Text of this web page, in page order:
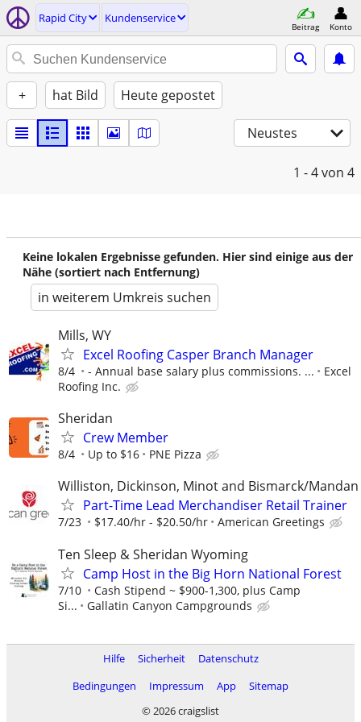
Rapid City Kundenservice
Beitrag Konto
+ hat Bild Heute gepostet
Neustes
1 - 4von 4
Keine lokalen Ergebnisse gefunden. Hier sind einige aus der
Nähe (sortiert nach Entfernung)
in weiterem Umkreis suchen
Mills, WY
Excel Roofing Casper Branch Manager
8/4 - Annual base salary plus commissions. ...
Excel
Roofing Inc.
Sheridan
Crew Member
8/4 Up to $16 PNE Pizza
Williston, Dickinson, Minot and Bismarck/
Part-Time Lead Merchandiser Retail Trainer
7/23 $17.40/hr - $20.50/hr American Greetings
Ten Sleep & Sheridan Wyoming
Camp Host in the Big Horn National Forest
7/10
Cash Stipend ~ $900-1,300, plus Camp
Si...
Gallatin Canyon Campgrounds
Hilfe Sicherheit
Datenschutz
Bedingungen
Impressum App
Sitemap
© 2026 craigslist